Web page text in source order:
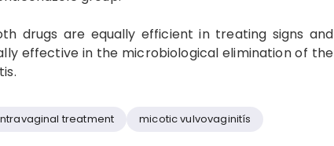
drugs are equally efficient in treating signs and
effective in the microbiological elimination of the
treatment micotic vulvovaginitís